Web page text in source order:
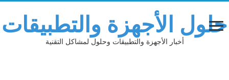
حلول الأجهزة والتطبيقات
أخبار الأجهزة والتطبيقات وحلول لمشاكل التقنية